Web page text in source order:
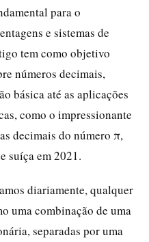
para o
e sistemas de
tem como objetivo
números decimais,
básica até as aplicações
como o impressionante
decimais do número π,
suíça em 2021.
diariamente, qualquer
uma combinação de uma
separadas por uma